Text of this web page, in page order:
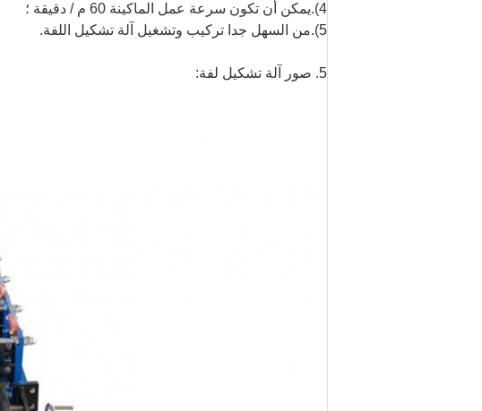
4).يمكن أن تكون سرعة عمل الماكينة 60 م / دقيقة ؛
5).من السهل جدا تركيب وتشغيل آلة تشكيل اللفة.
5. صور آلة تشكيل لفة: